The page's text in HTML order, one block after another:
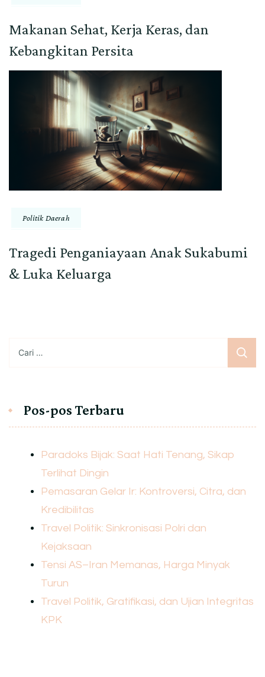
Makanan Sehat, Kerja Keras, dan
Kebangkitan Persita
Politik Daerah
Tragedi Penganiayaan Anak Sukabumi
& Luka Keluarga
untuk:
Pos-pos Terbaru
Paradoks Bijak: Saat Hati Tenang, Sikap
Terlihat Dingin
Pemasaran Gelar Ir: Kontroversi, Citra, dan
Kredibilitas
Travel Politik: Sinkronisasi Polri dan
Kejaksaan
Tensi AS–Iran Memanas, Harga Minyak
Turun
Travel Politik, Gratifikasi, dan Ujian Integritas
KPK